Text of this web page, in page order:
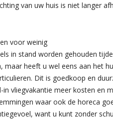
van uw huis is niet langer
voor weinig
in stand worden gehouden
maar heeft u wel eens aan het
Dit is goedkoop en
vliegvakantie meer kosten en
waar ook de horeca
want u kunt zonder